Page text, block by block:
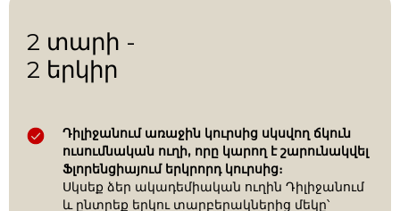
2 տարի -
2 երկիր
Դիլիջանում առաջին կուրսից սկսվող ճկուն
ուսումնական ուղի, որը կարող է շարունակվել
Ֆլորենցիայում երկրորդ կուրսից։
Սկսեք ձեր ակադեմիական ուղին Դիլիջանում
և ընտրեք երկու տարբերակներից մեկը՝